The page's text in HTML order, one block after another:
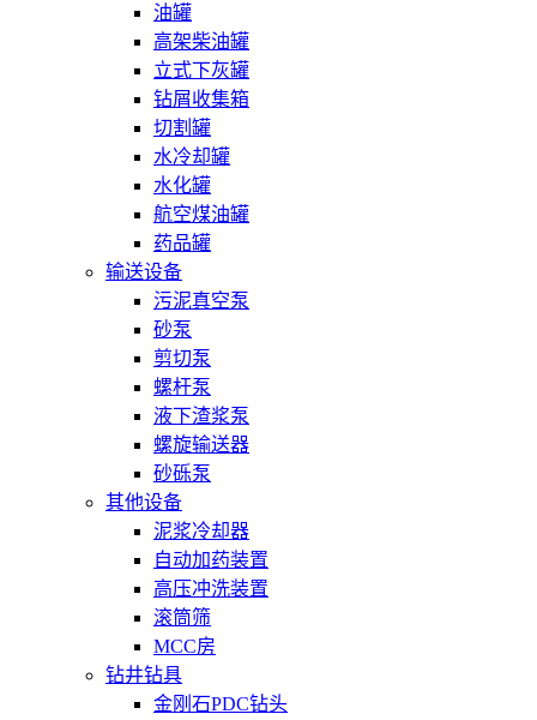
油罐
高架柴油罐
立式下灰罐
钻屑收集箱
切割罐
水冷却罐
水化罐
航空煤油罐
药品罐
输送设备
污泥真空泵
砂泵
剪切泵
螺杆泵
液下渣浆泵
螺旋输送器
砂砾泵
其他设备
泥浆冷却器
自动加药装置
高压冲洗装置
滚筒筛
MCC房
钻井钻具
金刚石PDC钻头